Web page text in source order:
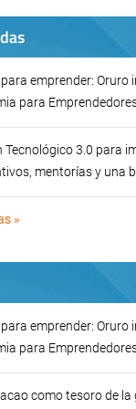
emprender: Oruro
para
Tecnológico 3.0 para
mentorías y una
»
emprender: Oruro
para
como tesoro de